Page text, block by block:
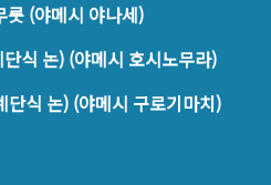
릇 (야메시 야나세)
식 논) (야메시 호시노무라)
단식 논) (야메시 구로기마치)